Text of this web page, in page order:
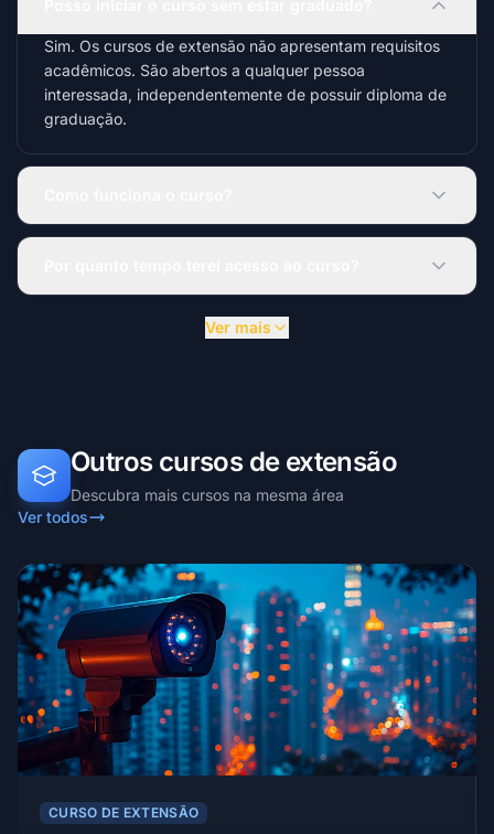
Sim. Os cursos de extensão não apresentam requisitos
acadêmicos. São abertos a qualquer pessoa
interessada, independentemente de possuir diploma de
graduação.
Ver mais
Outros cursos de extensão
Descubra mais cursos na mesma área
Ver todos
CURSO DE EXTENSÃO